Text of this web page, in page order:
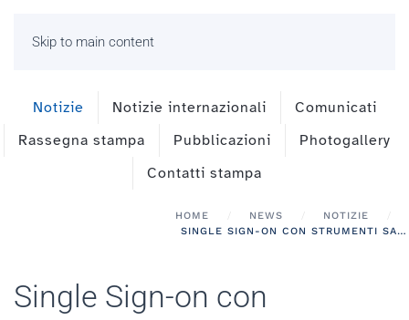
Skip to main content
Notizie Notizie internazionali
Comunicati
Rassegna stampa
Pubblicazioni
Photogallery
Contatti stampa
HOME NEWS
NOTIZIE
SINGLE SIGN-ON CON STRUMENTI SAML 2° ED.: 11 NOVEMBRE 2014
Single Sign-on con